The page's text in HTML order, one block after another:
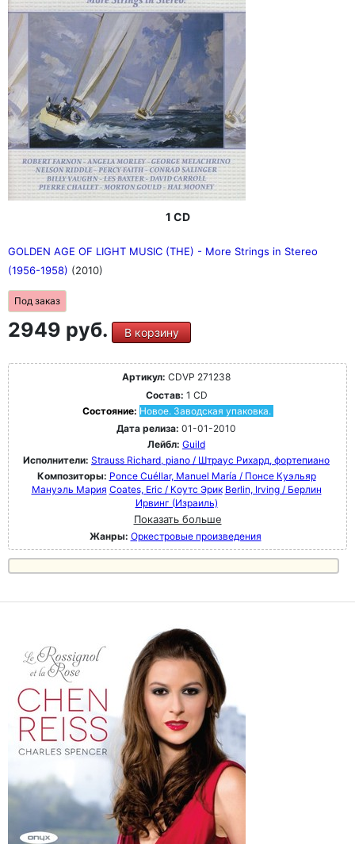
1 CD
GOLDEN AGE OF LIGHT MUSIC (THE) - More Strings in Stereo
(1956-1958) (2010)
Под заказ
2949 руб. В корзину
Артикул: CDVP 271238
Состав: 1 CD
Состояние: Новое. Заводская упаковка.
Дата релиза: 01-01-2010
Лейбл: Guild
Исполнители: Strauss Richard, piano / Штраус Рихард, фортепиано
Композиторы: Ponce Cuéllar, Manuel María / Понсе Куэльяр
Мануэль Мария Coates, Eric / Коутс Эрик Berlin, Irving / Берлин
Ирвинг (Израиль)
Показать больше
Жанры: Оркестровые произведения